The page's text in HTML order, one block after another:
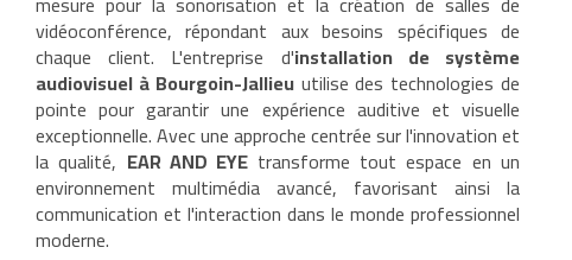
vidéoconférence, répondant aux besoins spécifiques de
chaque client. L'entreprise d'installation de système
audiovisuel à Bourgoin-Jallieuutilise des technologies de
pointe pour garantir une expérience auditive et visuelle
exceptionnelle. Avec une approche centrée sur l'innovation et
la qualité, EAR AND EYE transforme tout espace en un
environnement multimédia avancé, favorisant ainsi la
communication et l'interaction dans le monde professionnel
moderne.